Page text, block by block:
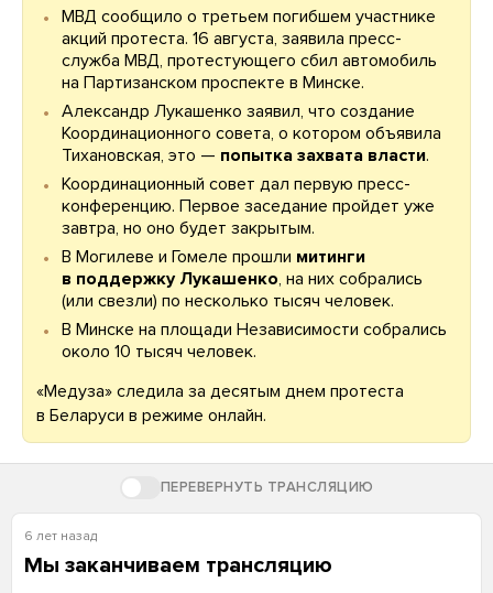
МВД сообщило о третьем погибшем участнике
акций протеста. 16 августа, заявила пресс-
служба МВД, протестующего сбил автомобиль
на Партизанском проспекте в Минске.
Александр Лукашенко заявил, что создание
Координационного совета, о котором объявила
Тихановская, это — попытка захвата власти.
Координационный совет дал первую пресс-
конференцию. Первое заседание пройдет уже
завтра, но оно будет закрытым.
В Могилеве и Гомеле прошли митинги
в поддержку Лукашенко, на них собрались
(или свезли) по несколько тысяч человек.
В Минске на площади Независимости собрались
около 10 тысяч человек.
«Медуза» следила за десятым днем протеста
в Беларуси в режиме онлайн.
ПЕРЕВЕРНУТЬ ТРАНСЛЯЦИЮ
6 лет назад
Мы заканчиваем трансляцию